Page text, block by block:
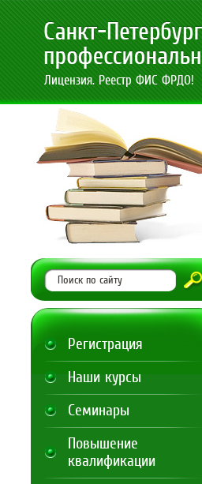
Лицензия. Реестр ФИС ФРДО!
Регистрация
Наши курсы
Семинары
Повышение
квалификации